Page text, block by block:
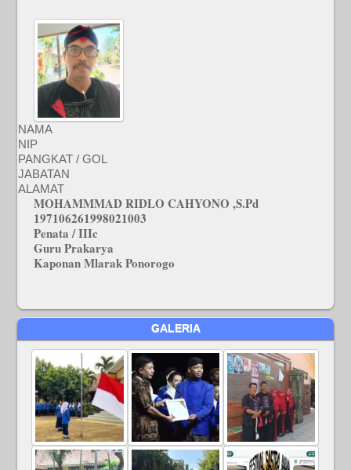
NAMA
NIP
PANGKAT / GOL
JABATAN
ALAMAT
MOHAMMMAD RIDLO CAHYONO ,S.Pd
197106261998021003
Penata / IIIc
Guru Prakarya
Kaponan Mlarak Ponorogo
GALERIA